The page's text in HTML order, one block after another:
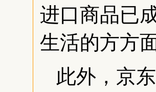
进口商品已
生活的方方
此外，京